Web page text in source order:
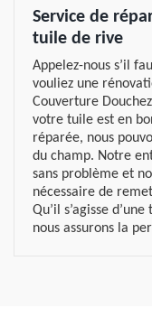
Service de
tuile de rive
Appelez-nous s’il
vouliez une
Couverture
votre tuile est en
réparée, nous
du champ. Notre
sans problème et
nécessaire de
Qu’il s’agisse
nous assurons la